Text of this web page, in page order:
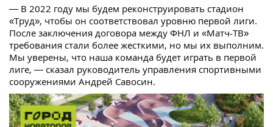
— В 2022 году мы будем реконструировать стадион
«Труд», чтобы он соответствовал уровню первой лиги.
После заключения договора между ФНЛ и «Матч-ТВ»
требования стали более жесткими, но мы их выполним.
Мы уверены, что наша команда будет играть в первой
лиге, — сказал руководитель управления спортивными
сооружениями Андрей Савосин.